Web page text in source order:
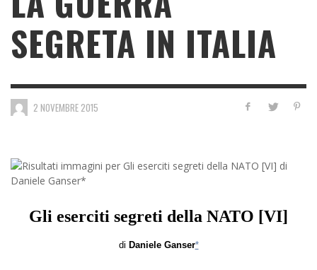
SEGRETA IN ITALIA
2 NOVEMBRE 2015
Gli eserciti segreti della NATO [VI]
di Daniele Ganser*